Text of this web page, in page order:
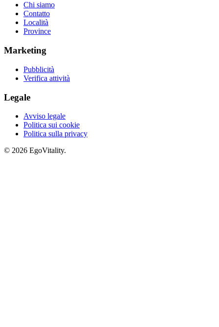
Chi siamo
Contatto
Località
Province
Marketing
Pubblicità
Verifica attività
Legale
Avviso legale
Politica sui cookie
Politica sulla privacy
© 2026 EgoVitality.